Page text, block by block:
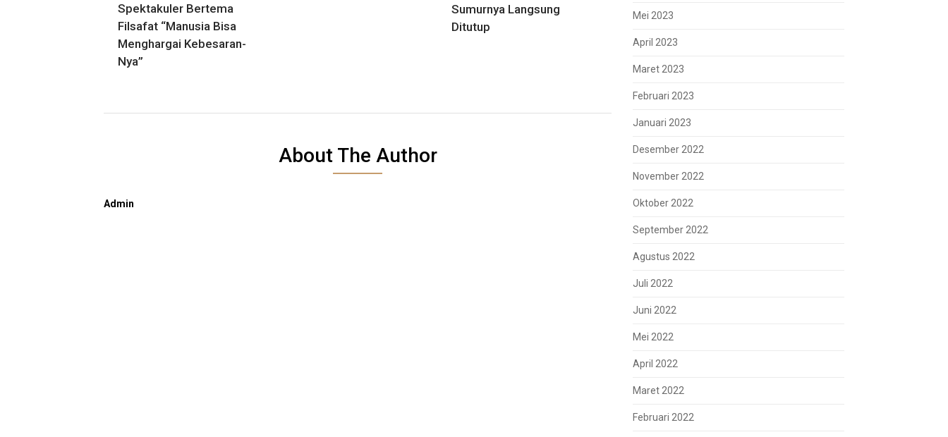
Spektakuler Bertema
Filsafat “Manusia Bisa
Menghargai Kebesaran-
Nya”
Sumurnya Langsung
Ditutup
About The Author
Admin
Mei 2023
April 2023
Maret 2023
Februari 2023
Januari 2023
Desember 2022
November 2022
Oktober 2022
September 2022
Agustus 2022
Juli 2022
Juni 2022
Mei 2022
April 2022
Maret 2022
Februari 2022